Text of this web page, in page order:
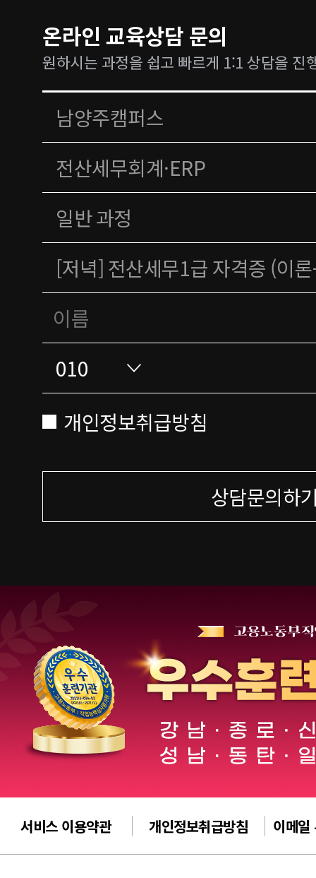
온라인 교육상담 문의
원하시는 과정을 쉽고 빠르게 1:1 상담을 진
개인정보취급방침
상담문의하
서비스 이용약관 개인정보취급방침 이메일